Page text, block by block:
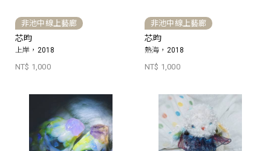
非池中線上藝廊
芯昀
上岸，2018
NT$ 1,000
非池中線上藝廊
芯昀
熱海，2018
NT$ 1,000